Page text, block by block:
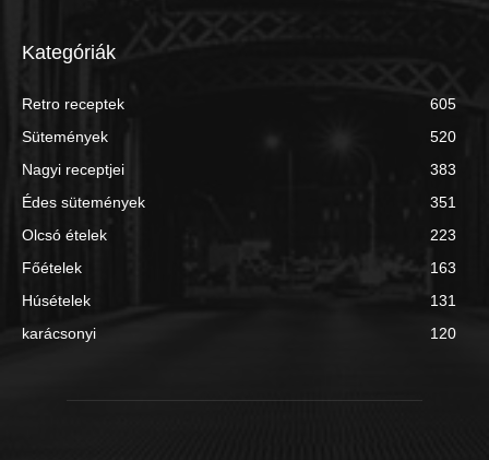
Kategóriák
Retro receptek
605
Sütemények
520
Nagyi receptjei
383
Édes sütemények
351
Olcsó ételek
223
Főételek
163
Húsételek
131
karácsonyi
120